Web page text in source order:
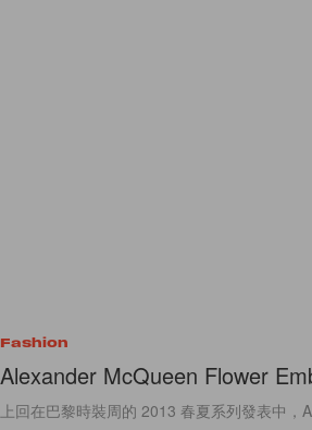
Fashion
Alexander McQueen Flower
上回在巴黎時裝周的 2013 春夏系列發表中，